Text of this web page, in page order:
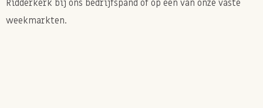
Ridderkerk bij ons bedrijfspand of op een van onze vaste
weekmarkten.